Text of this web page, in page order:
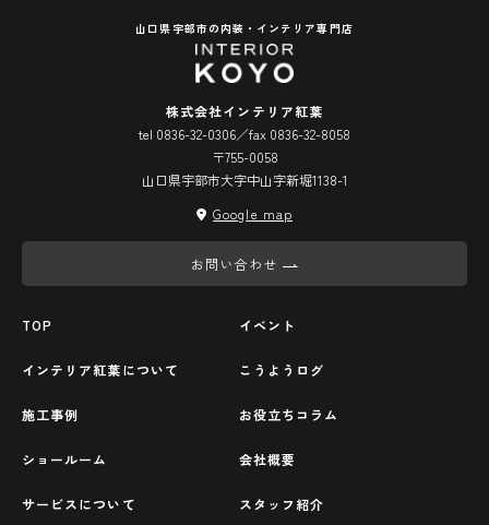
山口県宇部市の内装・インテリア専門店
株式会社インテリア紅葉
tel 0836-32-0306／fax 0836-32-8058
〒755-0058
山口県宇部市大字中山字新堀1138-1
Google map
お問い合わせ
TOP
インテリア紅葉について
施工事例
ショールーム
サービスについて
イベント
こうようログ
お役立ちコラム
会社概要
スタッフ紹介